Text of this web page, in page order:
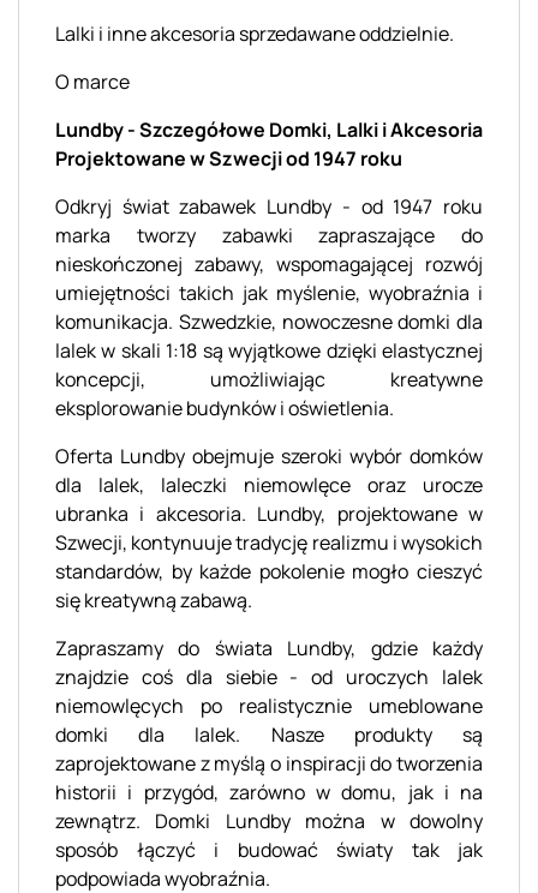
Lalki i inne akcesoria sprzedawane oddzielnie.
O marce
Lundby - Szczegółowe Domki, Lalki i Akcesoria
Projektowane w Szwecji od 1947 roku
Odkryj świat zabawek Lundby - od 1947 roku
marka tworzy zabawki zapraszające do
nieskończonej zabawy, wspomagającej rozwój
umiejętności takich jak myślenie, wyobraźnia i
komunikacja. Szwedzkie, nowoczesne domki dla
lalek w skali 1:18 są wyjątkowe dzięki elastycznej
koncepcji, umożliwiając kreatywne
eksplorowanie budynków i oświetlenia.
Oferta Lundby obejmuje szeroki wybór domków
dla lalek, laleczki niemowlęce oraz urocze
ubranka i akcesoria. Lundby, projektowane w
Szwecji, kontynuuje tradycję realizmu i wysokich
standardów, by każde pokolenie mogło cieszyć
się kreatywną zabawą.
Zapraszamy do świata Lundby, gdzie każdy
znajdzie coś dla siebie - od uroczych lalek
niemowlęcych po realistycznie umeblowane
domki dla lalek. Nasze produkty są
zaprojektowane z myślą o inspiracji do tworzenia
historii i przygód, zarówno w domu, jak i na
zewnątrz. Domki Lundby można w dowolny
sposób łączyć i budować światy tak jak
podpowiada wyobraźnia.